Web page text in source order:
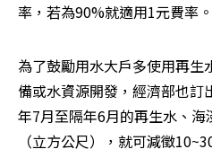
率，若為90%就適用1元費率。
為了鼓勵用水大戶多使用再生
備或水資源開發，經濟部也
年7月至隔年6月的再生水、
（立方公尺），就可減徵